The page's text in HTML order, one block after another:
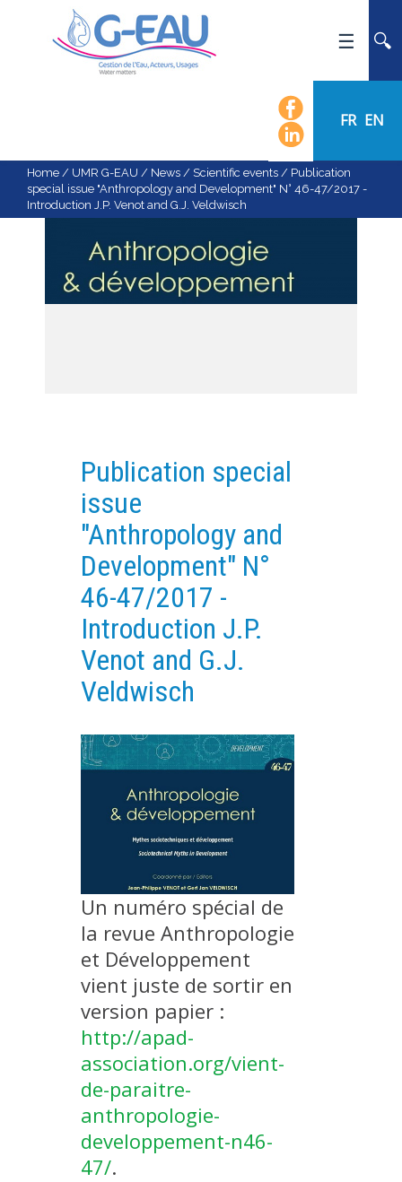
FR EN
NEWS
EVENTS
CALENDAR OF EVENTS
FLOW CHART
STAFF
CURRENT PROJECTS
COMPLETED PROJECTS
UMR NETWORKS
REGULAR SEMINARS
TRAINING COURSES
MASTER
ENGINEERING
EDUCATION AND TRAINING
THESES IN PROGRESS
METHODS AND TOOLS
PUBLICATIONS SUR HAL
THEMATIC NOTES
FOR THE PUBLIC
Home / UMR G-EAU / News / Scientific events / Publication
special issue "Anthropology and Development" N° 46-47/2017 -
Introduction J.P. Venot and G.J. Veldwisch
Publication special
issue
"Anthropology and
Development" N°
46-47/2017 -
Introduction J.P.
Venot and G.J.
Veldwisch
Un numéro spécial de
la revue Anthropologie
et Développement
vient juste de sortir en
version papier :
http://apad-
association.org/vient-
de-paraitre-
anthropologie-
developpement-n46-
47/.